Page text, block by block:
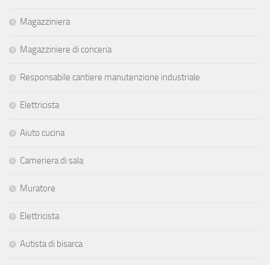
Magazziniera
Magazziniere di conceria
Responsabile cantiere manutenzione industriale
Elettricista
Aiuto cucina
Cameriera di sala
Muratore
Elettricista
Autista di bisarca